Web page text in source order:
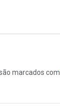
marcados com